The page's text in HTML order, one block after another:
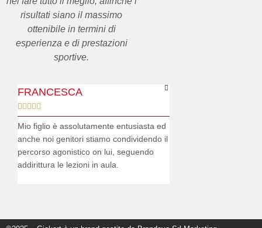
risultati siano il massimo
ottenibile in termini di
esperienza e di prestazioni
sportive.
FRANCESCA
    
Mio figlio è assolutamente entusiasta ed
anche noi genitori stiamo condividendo il
percorso agonistico on lui, seguendo
addirittura le lezioni in aula.